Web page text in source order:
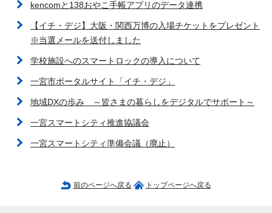
kencomと138おやこ手帳アプリのデータ連携
【イチ・デジ】大阪・関西万博の入場チケットをプレゼント
※当選メールを送付しました
学校施設へのスマートロックの導入について
一宮市ポータルサイト「イチ・デジ」
地域DXの歩み ～皆さまの暮らしをデジタルでサポート～
一宮スマートシティ推進協議会
一宮スマートシティ準備会議（廃止）
前のページへ戻る トップページへ戻る